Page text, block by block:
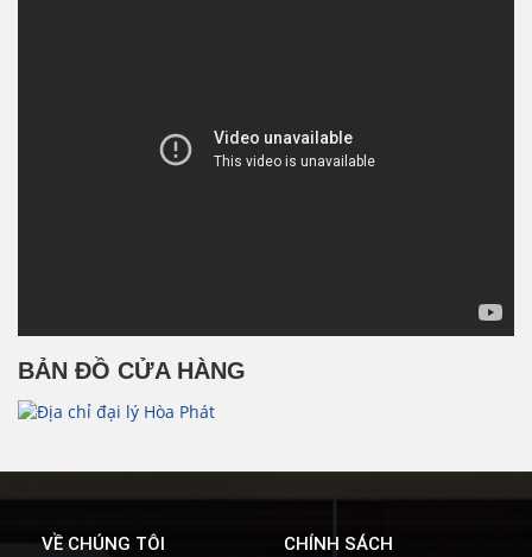
BẢN ĐỒ CỬA HÀNG
VỀ CHÚNG TÔI CHÍNH SÁCH